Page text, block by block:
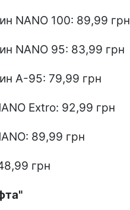
NANO 100: 89,99 грн
NANO 95: 83,99 грн
А-95: 79,99 грн
Extro: 92,99 грн
89,99 грн
грн